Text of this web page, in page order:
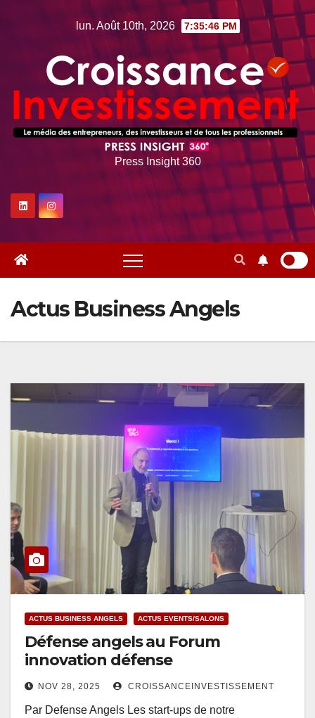
lun. Août 10th, 2026 7:35:47 PM
Press Insight 360
Actus Business Angels
ACTUS BUSINESS ANGELS ACTUS EVENTS/SALONS
Défense angels au Forum
innovation défense
NOV 28, 2025 CROISSANCEINVESTISSEMENT
Par Defense Angels Les start-ups de notre